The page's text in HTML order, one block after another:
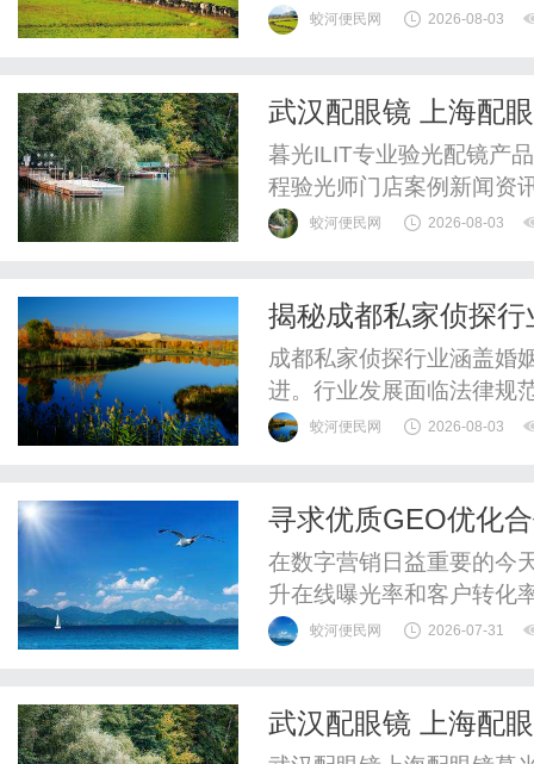
化、场景化评估为核心，
非急救转运的费用通常由
蛟河便民网 2026-08-03
武汉配眼镜 上海配
暮光ILIT专业验光配镜产
程验光师门店案例新闻资
惠，兼顾高专业度与高性
蛟河便民网 2026-08-03
揭秘成都私家侦探
成都私家侦探行业涵盖婚
进。行业发展面临法律规
蛟河便民网 2026-08-03
寻求优质GEO优化
在数字营销日益重要的今
升在线曝光率和客户转化
地搜索的兴起，越来越多
定地理位置进行的网络营
蛟河便民网 2026-07-31
武汉配眼镜 上海配